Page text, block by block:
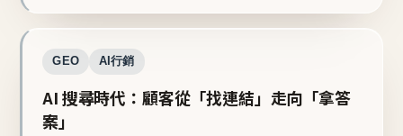
GEO AI行銷
AI 搜尋時代：顧客從「找連結」走向「拿答
案」